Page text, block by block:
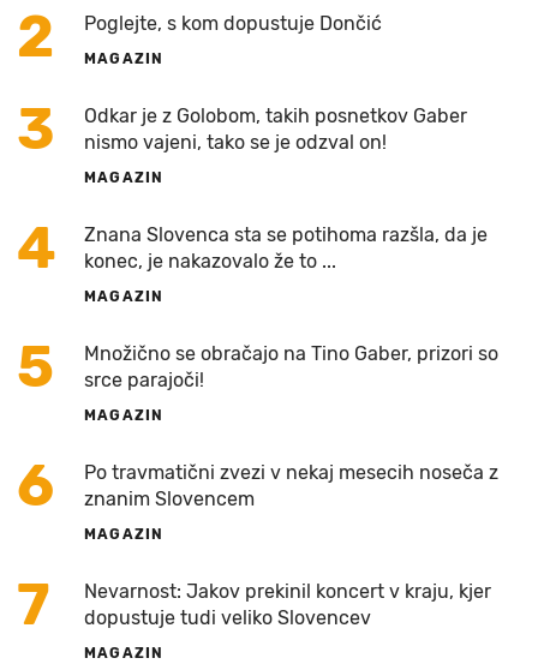
2 Poglejte, s kom dopustuje Dončić
MAGAZIN
3
Odkar je z Golobom, takih posnetkov Gaber
nismo vajeni, tako se je odzval on!
MAGAZIN
4
Znana Slovenca sta se potihoma razšla, da je
konec, je nakazovalo že to ...
MAGAZIN
5
Množično se obračajo na Tino Gaber, prizori so
srce parajoči!
MAGAZIN
6
Po travmatični zvezi v nekaj mesecih noseča z
znanim Slovencem
MAGAZIN
7
Nevarnost: Jakov prekinil koncert v kraju, kjer
dopustuje tudi veliko Slovencev
MAGAZIN